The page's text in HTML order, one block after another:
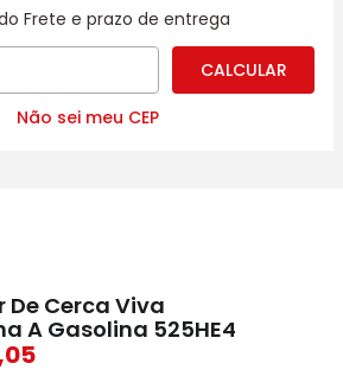
Frete e prazo de entrega
Não sei meu CEP
Cerca Viva
A Gasolina 525HE4